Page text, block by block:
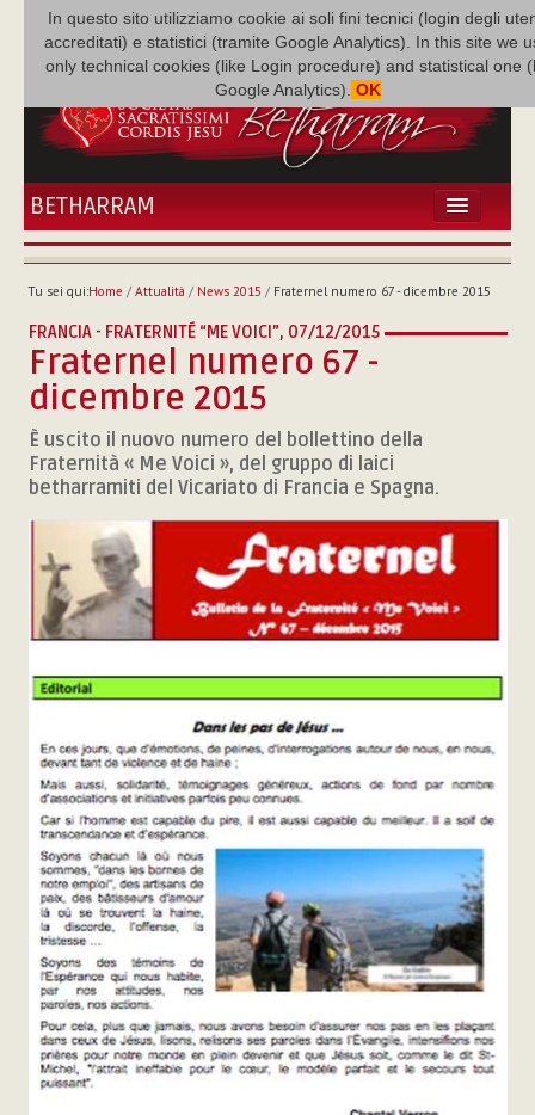
In questo sito utilizziamo cookie ai soli fini tecnici (login degli
accreditati) e statistici (tramite Google Analytics). In this site we
only technical cookies (like Login procedure) and statistical one
Google Analytics). OK
BETHARRAM
HOME
FAMIGLIA
MISSIONE
NEF
MEDIATECA
P. AUGUSTO ETCHECOPAR
Tu sei qui:Home / Attualità / News 2015 / Fraternel numero 67 - dicembre 2015
FRANCIA - FRATERNITÉ “ME VOICI”, 07/12/2015
Fraternel numero 67 -
dicembre 2015
È uscito il nuovo numero del bollettino della
Fraternità « Me Voici », del gruppo di laici
betharramiti del Vicariato di Francia e Spagna.